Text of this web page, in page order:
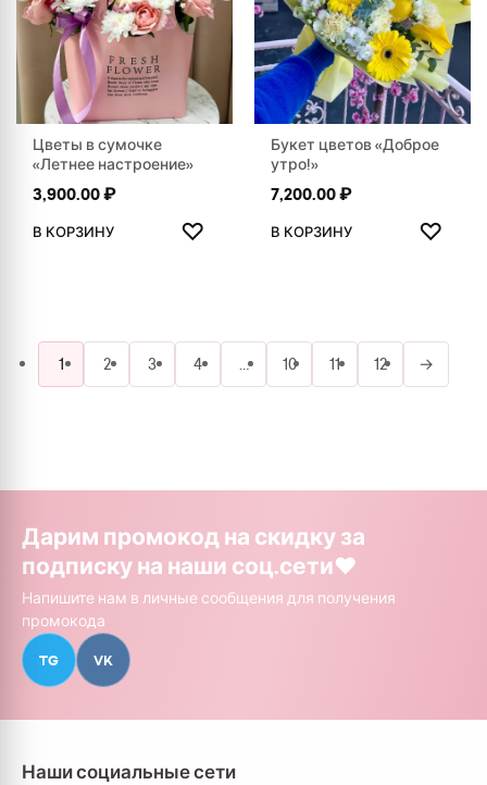
Цветы в сумочке
«Летнее настроение»
3,900.00₽
В КОРЗИНУ ♡
ДОБАВИТЬ В ИЗБРАННОЕ
Букет цветов «Доброе
утро!»
7,200.00₽
В КОРЗИНУ ♡
1 2 3 4 … 10 11 12 →
Дарим промокод на скидку за
подписку на наши соц.сети❤️
Напишите нам в личные сообщения для получения
промокода
TG VK
Наши социальные сети